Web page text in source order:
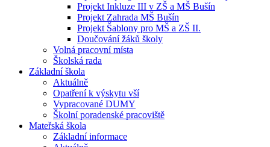
Projekt Inkluze III v ZŠ a MŠ Bušín
Projekt Zahrada MŠ Bušín
Projekt Šablony pro MŠ a ZŠ II.
Doučování žáků školy
Volná pracovní místa
Školská rada
Základní škola
Aktuálně
Opatření k výskytu vší
Vypracované DUMY
Školní poradenské pracoviště
Mateřská škola
Základní informace